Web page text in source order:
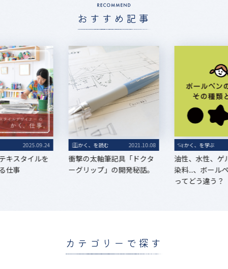
おすすめ記事
2025.09.24
キスタイルを
仕事
かく、を読む 2021.10.08
衝撃の太軸筆記具「ドクタ
ーグリップ」の開発秘話。
かく、を学ぶ
油性、水性、ゲ
染料...、ボール
ってどう違う？
カテゴリーで探す